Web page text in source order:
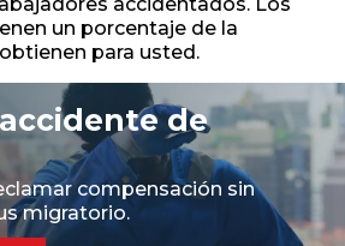
accidentados. Los
un porcentaje de la
para usted.
de
compensación sin
migratorio.